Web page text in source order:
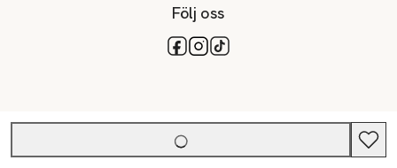
Följ oss